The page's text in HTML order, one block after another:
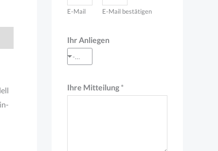
t
i
c
)
E-Mail E-Mail bestätigen
Ihr Anliegen
--- Auswahl treffen ---
Ihre Mitteilung *